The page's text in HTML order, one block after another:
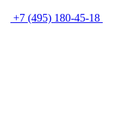
+7 (495) 180-45-18